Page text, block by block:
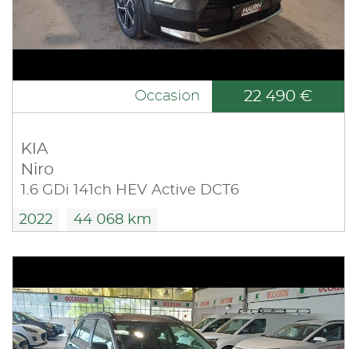
Occasion 22 490 €
KIA
Niro
1.6 GDi 141ch HEV Active DCT6
2022 44 068 km